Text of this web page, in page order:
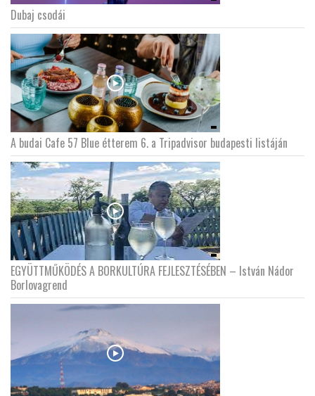
Dubaj csodái
A budai Cafe 57 Blue étterem 6. a Tripadvisor budapesti listáján
EGYÜTTMŰKÖDÉS A BORKULTÚRA FEJLESZTÉSÉBEN – István Nádor
Borlovagrend